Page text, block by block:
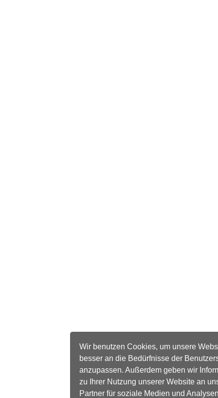
Wir benutzen Cookies, um unsere
besser an die Bedürfnisse der
anzupassen. Außerdem geben wir
zu Ihrer Nutzung unserer Website an
Partner für soziale Medien und